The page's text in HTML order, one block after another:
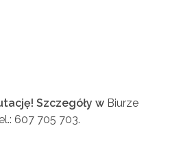
Szczegóły w Biurze
607 705 703.